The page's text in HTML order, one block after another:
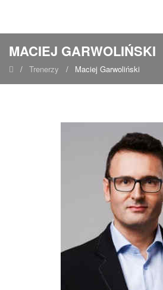
MACIEJ GARWOLIŃSKI
/ Trenerzy / Maciej Garwoliński